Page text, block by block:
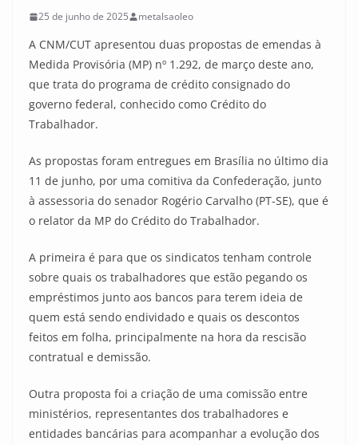
25 de junho de 2025 metalsaoleo
A CNM/CUT apresentou duas propostas de emendas à
Medida Provisória (MP) nº 1.292, de março deste ano,
que trata do programa de crédito consignado do
governo federal, conhecido como Crédito do
Trabalhador.
As propostas foram entregues em Brasília no último dia
11 de junho, por uma comitiva da Confederação, junto
à assessoria do senador Rogério Carvalho (PT-SE), que é
o relator da MP do Crédito do Trabalhador.
A primeira é para que os sindicatos tenham controle
sobre quais os trabalhadores que estão pegando os
empréstimos junto aos bancos para terem ideia de
quem está sendo endividado e quais os descontos
feitos em folha, principalmente na hora da rescisão
contratual e demissão.
Outra proposta foi a criação de uma comissão entre
ministérios, representantes dos trabalhadores e
entidades bancárias para acompanhar a evolução dos